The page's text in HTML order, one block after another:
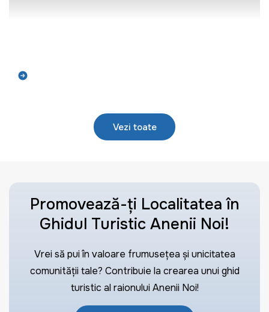
Vezi toate
Promovează-ți Localitatea în
Ghidul Turistic Anenii Noi!
Vrei să pui în valoare frumusețea și unicitatea
comunității tale? Contribuie la crearea unui ghid
turistic al raionului Anenii Noi!